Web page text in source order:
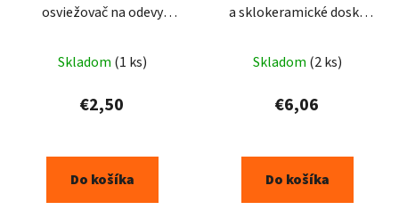
osviežovač na odevy
Skladom (1 ks)
€2,50
Do košíka
a sklokeramické dosky
Skladom (2 ks)
€6,06
Do košíka